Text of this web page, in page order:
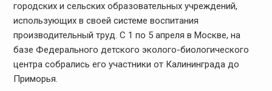
городских и сельских образовательных учреждений,
использующих в своей системе воспитания
производительный труд. С 1 по 5 апреля в Москве, на
базе Федерального детского эколого-биологического
центра собрались его участники от Калининграда до
Приморья.